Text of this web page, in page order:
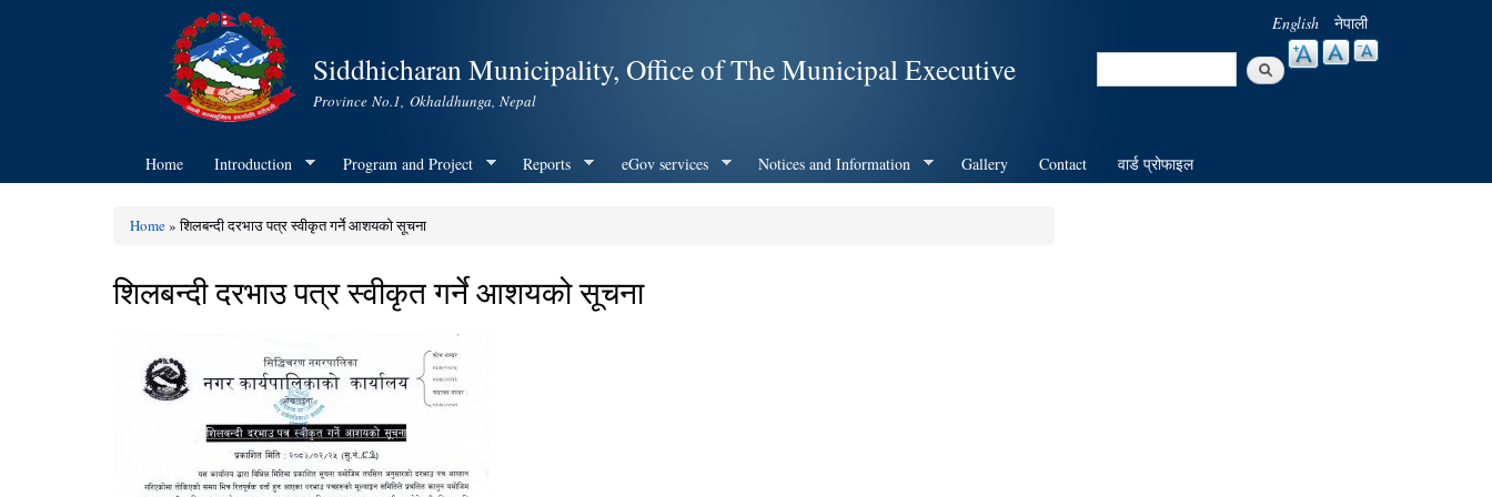
content
Siddhicharan Municipality, Office of The Municipal Executive
Province No.1, Okhaldhunga, Nepal
English नेपाली
Search
Home Introduction Program and Project Reports eGov services Notices and Information Gallery Contact वार्ड प्रोफाइल
Home» शिलबन्दी दरभाउ पत्र स्वीकृत गर्ने आशयको सूचना
शिलबन्दी दरभाउ पत्र स्वीकृत गर्ने आशयको सूचना